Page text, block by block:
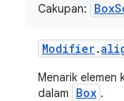
Cakupan:
Modifier.
Menarik elemen
dalam
Box .